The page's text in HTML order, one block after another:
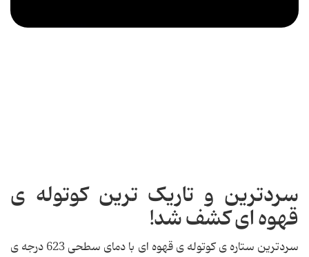
سردترین و تاریک ترین کوتوله ی
قهوه ای کشف شد!
سردترین ستاره ی کوتوله ی قهوه ای با دمای سطحی 623 درجه ی